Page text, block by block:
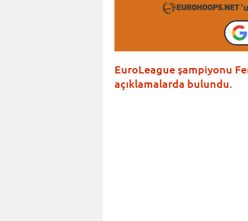
EuroLeague şampiyonu
açıklamalarda bulundu.